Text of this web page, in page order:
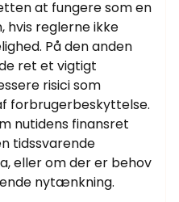
at fungere som en
hvis reglerne ikke
På den anden
ret et vigtigt
risici som
forbrugerbeskyttelse.
nutidens finansret
tidssvarende
eller om der er behov
nytænkning.